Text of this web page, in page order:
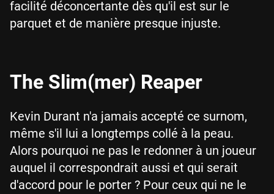
facilité déconcertante dès qu'il est sur le
parquet et de manière presque injuste.
The Slim(mer) Reaper
Kevin Durant n'a jamais accepté ce surnom,
même s'il lui a longtemps collé à la peau.
Alors pourquoi ne pas le redonner à un joueur
auquel il correspondrait aussi et qui serait
d'accord pour le porter ? Pour ceux qui ne le